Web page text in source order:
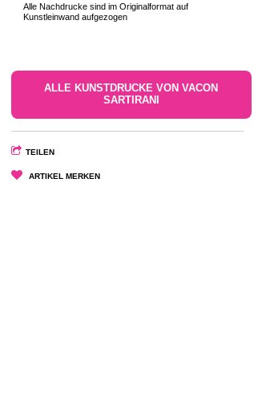
Alle Nachdrucke sind im Originalformat auf
Kunstleinwand aufgezogen
ALLE KUNSTDRUCKE VON VACON
SARTIRANI
TEILEN
ARTIKEL MERKEN